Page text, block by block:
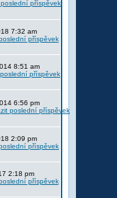
7:32 am
8:51 am
6:56 pm
2:09 pm
2:18 pm